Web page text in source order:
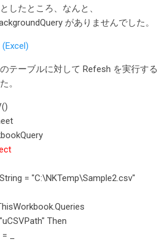
したところ、なんと、
がありませんでした。
テーブルに対して Refesh を実行する
。
= "C:\NKTemp\Sample2.csv"
Then
_